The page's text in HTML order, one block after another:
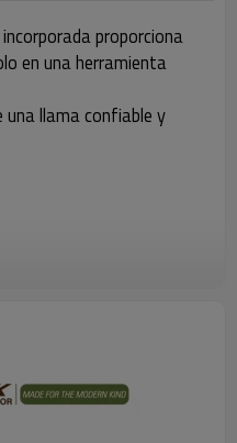
proporciona
en una herramienta
una llama confiable y
una luz LED y un